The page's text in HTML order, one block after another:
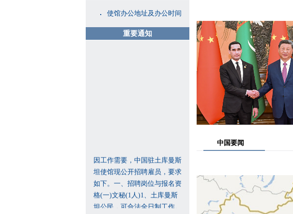
使馆办公地址及办公时间
重要通知
坦使馆现公开招聘雇员，要求
如下。一、招聘岗位与报名资
格(一)文秘(1人)1、土库曼斯
坦公民，可合法全日制工作。
中国要闻